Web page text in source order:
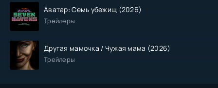
Аватар: Семь убежищ (2026)
Трейлеры
Другая мамочка / Чужая мама (2026)
Трейлеры